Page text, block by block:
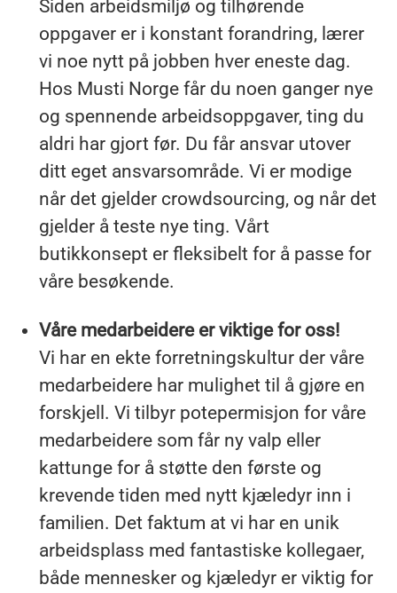
Siden arbeidsmiljø og tilhørende
oppgaver er i konstant forandring, lærer
vi noe nytt på jobben hver eneste dag.
Hos Musti Norge får du noen ganger nye
og spennende arbeidsoppgaver, ting du
aldri har gjort før. Du får ansvar utover
ditt eget ansvarsområde. Vi er modige
når det gjelder crowdsourcing, og når det
gjelder å teste nye ting. Vårt
butikkonsept er fleksibelt for å passe for
våre besøkende.
Våre medarbeidere er viktige for oss!
Vi har en ekte forretningskultur der våre
medarbeidere har mulighet til å gjøre en
forskjell. Vi tilbyr potepermisjon for våre
medarbeidere som får ny valp eller
kattunge for å støtte den første og
krevende tiden med nytt kjæledyr inn i
familien. Det faktum at vi har en unik
arbeidsplass med fantastiske kollegaer,
både mennesker og kjæledyr er viktig for